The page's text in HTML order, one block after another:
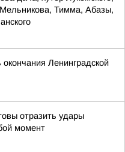
Тимма, Абазы,
Ленинградской
отразить удары
момент